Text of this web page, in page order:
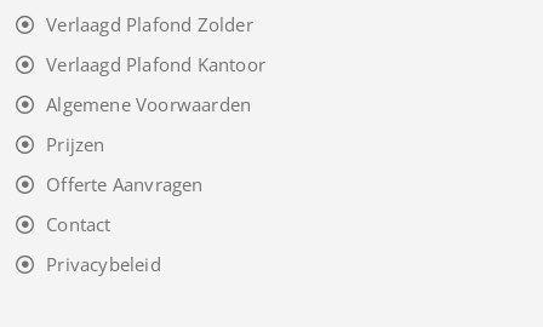
Verlaagd Plafond Zolder
Verlaagd Plafond Kantoor
Algemene Voorwaarden
Prijzen
Offerte Aanvragen
Contact
Privacybeleid